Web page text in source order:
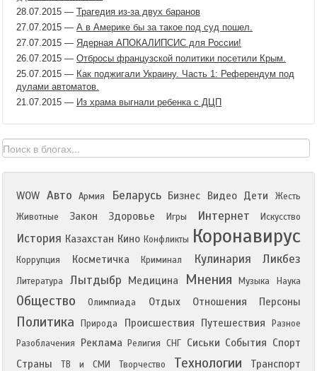
28.07.2015 — Трагедия из-за двух баранов
27.07.2015 — А в Америке бы за такое под суд пошел.
27.07.2015 — Ядерная АПОКАЛИПСИС для России!
26.07.2015 — Отбросы французской политики посетили Крым.
25.07.2015 — Как поджигали Украину. Часть 1: Референдум под
дулами автоматов.
21.07.2015 — Из храма выгнали ребенка с ДЦП
WOW Авто Армия Беларусь Бизнес Видео Дети
Жесть
Животные
Закон Здоровье Игры Интернет Искусство
История Казахстан Кино Конфликты Коронавирус
Коррупция Косметичка Криминал Кулинария Ликбез
Литература Лытдыбр Медицина Мнения Музыка Наука
Общество Олимпиада Отдых Отношения Персоны
Политика Природа Происшествия Путешествия
Разное
Разоблачения
Реклама Религия СНГ Сиськи События Спорт
Страны
ТВ и СМИ Творчество Технологии Транспорт